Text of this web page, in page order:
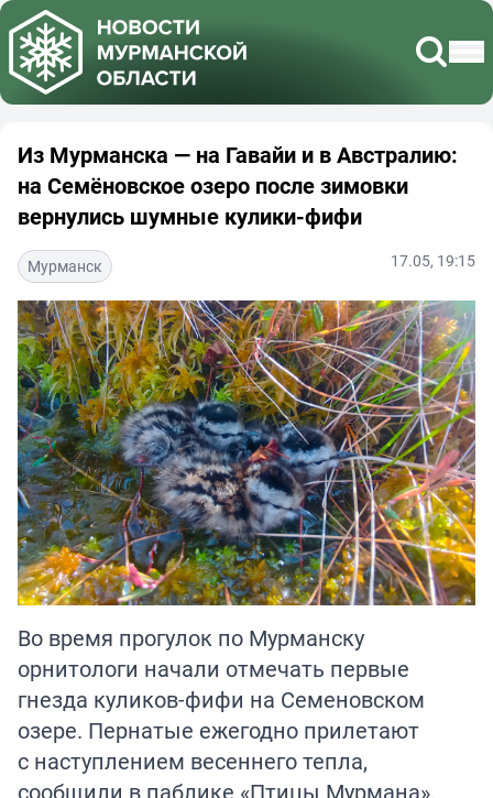
Из Мурманска — на Гавайи и в Австралию:
на Семёновское озеро после зимовки
вернулись шумные кулики-фифи
Мурманск 17.05, 19:15
Во время прогулок по Мурманску
орнитологи начали отмечать первые
гнезда куликов-фифи на Семеновском
озере. Пернатые ежегодно прилетают
с наступлением весеннего тепла,
сообщили в паблике «Птицы Мурмана».